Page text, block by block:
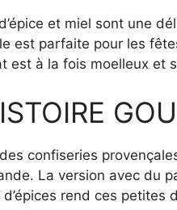
et miel sont une
est parfaite pour les
est à la fois moelleux et
confiseries
La version avec du
rend ces